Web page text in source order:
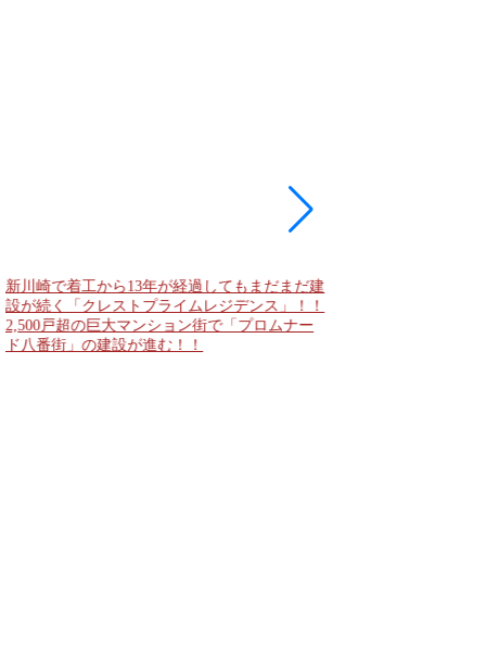
新川崎で着工から13年が経過してもまだまだ建
設が続く「クレストプライムレジデンス」！！
2,500戸超の巨大マンション街で「プロムナー
ド八番街」の建設が進む！！